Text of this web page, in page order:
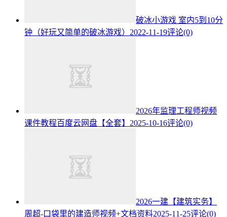
破冰小游戏 室内5到10分
钟（好玩又简单的破冰游戏） 2022-11-19评论(0)
2026年监理工程师视频
课件教程百度云网盘【全套】 2025-10-16评论(0)
2026一建【建筑实务】
周超-口袋里的建造师视频+文档资料2025-11-25评论(0)